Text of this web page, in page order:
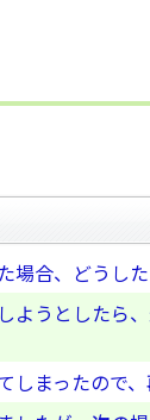
場合、どうした
ようとしたら
まったので、